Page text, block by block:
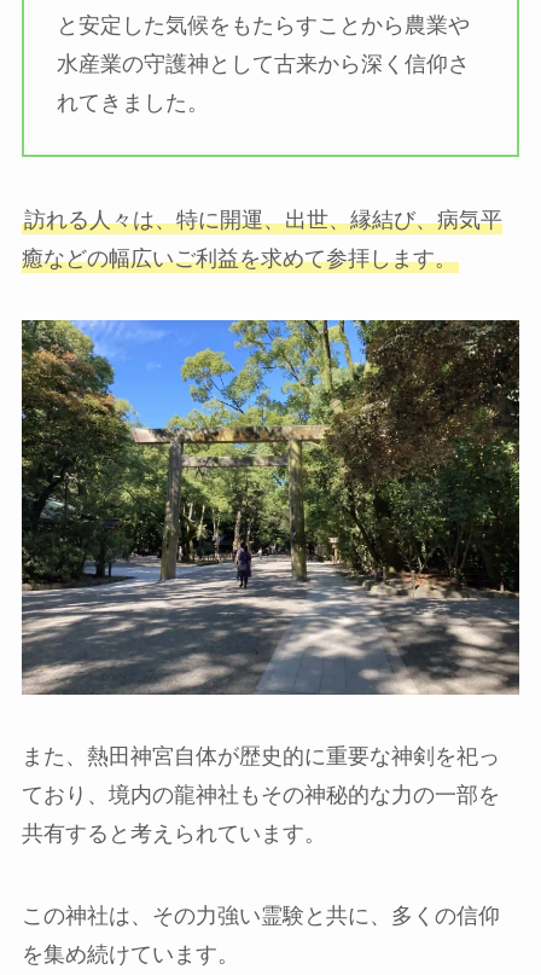
と安定した気候をもたらすことから農業や
水産業の守護神として古来から深く信仰さ
れてきました。
訪れる人々は、特に開運、出世、縁結び、病気平
癒などの幅広いご利益を求めて参拝します。
また、熱田神宮自体が歴史的に重要な神剣を祀っ
ており、境内の龍神社もその神秘的な力の一部を
共有すると考えられています。
この神社は、その力強い霊験と共に、多くの信仰
を集め続けています。